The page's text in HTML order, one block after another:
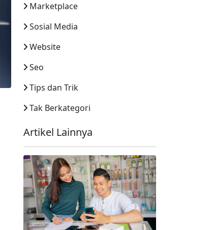
Marketplace
Sosial Media
Website
Seo
Tips dan Trik
Tak Berkategori
Artikel Lainnya